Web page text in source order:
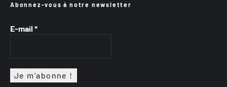
Abonnez-vous à notre newsletter
E-mail *